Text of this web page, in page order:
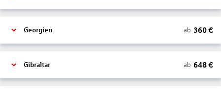
Georgien ab 360€
Gibraltar ab 648€